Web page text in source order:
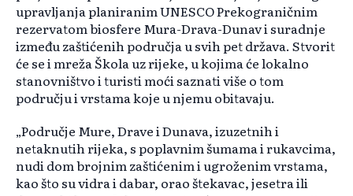
upravljanja planiranim UNESCO Prekograničnim
rezervatom biosfere Mura-Drava-Dunav i suradnje
između zaštićenih područja u svih pet država. Stvorit
će se i mreža Škola uz rijeke, u kojima će lokalno
stanovništvo i turisti moći saznati više o tom
području i vrstama koje u njemu obitavaju.
„Područje Mure, Drave i Dunava, izuzetnih i
netaknutih rijeka, s poplavnim šumama i rukavcima,
nudi dom brojnim zaštićenim i ugroženim vrstama,
kao što su vidra i dabar, orao štekavac, jesetra ili